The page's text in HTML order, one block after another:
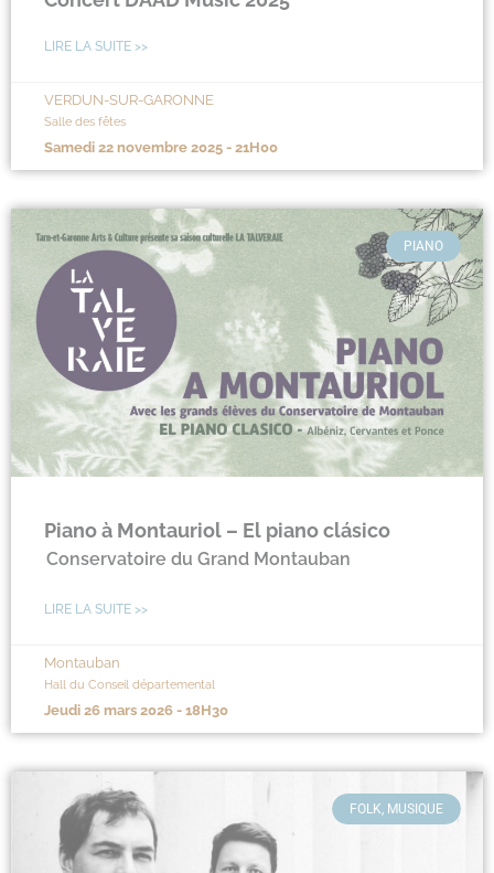
LIRE LA SUITE >>
VERDUN-SUR-GARONNE
Salle des fêtes
samedi 22 novembre 2025 - 21H00
PIANO
Piano à Montauriol – El piano clásico
Conservatoire du Grand Montauban
LIRE LA SUITE >>
Montauban
Hall du Conseil départemental
jeudi 26 mars 2026 - 18H30
FOLK, MUSIQUE